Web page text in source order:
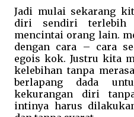
Jadi mulai sekarang
diri sendiri terlebih
mencintai orang lain.
dengan cara – cara
egois kok. Justru kita
kelebihan tanpa
berlapang dada
kekurangan diri
intinya harus